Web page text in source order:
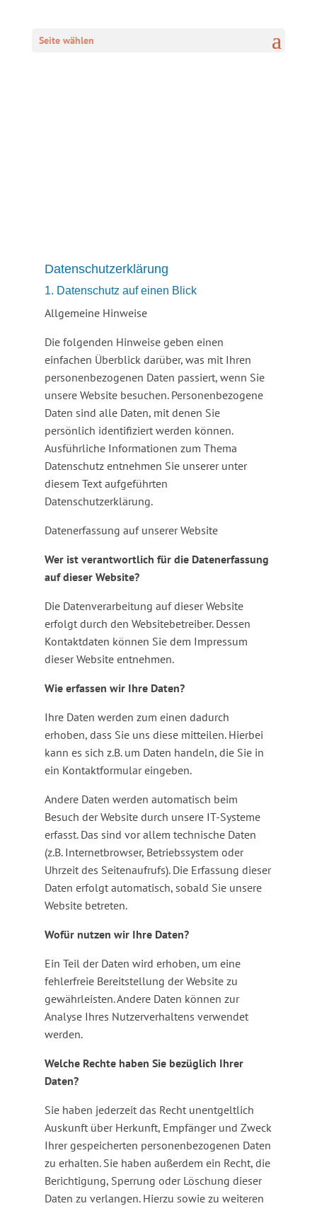
Seite wählen
Datenschutzerklärung
1. Datenschutz auf einen Blick
Allgemeine Hinweise
Die folgenden Hinweise geben einen
einfachen Überblick darüber, was mit Ihren
personenbezogenen Daten passiert, wenn Sie
unsere Website besuchen. Personenbezogene
Daten sind alle Daten, mit denen Sie
persönlich identifiziert werden können.
Ausführliche Informationen zum Thema
Datenschutz entnehmen Sie unserer unter
diesem Text aufgeführten
Datenschutzerklärung.
Datenerfassung auf unserer Website
Wer ist verantwortlich für die Datenerfassung
auf dieser Website?
Die Datenverarbeitung auf dieser Website
erfolgt durch den Websitebetreiber. Dessen
Kontaktdaten können Sie dem Impressum
dieser Website entnehmen.
Wie erfassen wir Ihre Daten?
Ihre Daten werden zum einen dadurch
erhoben, dass Sie uns diese mitteilen. Hierbei
kann es sich z.B. um Daten handeln, die Sie in
ein Kontaktformular eingeben.
Andere Daten werden automatisch beim
Besuch der Website durch unsere IT-Systeme
erfasst. Das sind vor allem technische Daten
(z.B. Internetbrowser, Betriebssystem oder
Uhrzeit des Seitenaufrufs). Die Erfassung dieser
Daten erfolgt automatisch, sobald Sie unsere
Website betreten.
Wofür nutzen wir Ihre Daten?
Ein Teil der Daten wird erhoben, um eine
fehlerfreie Bereitstellung der Website zu
gewährleisten. Andere Daten können zur
Analyse Ihres Nutzerverhaltens verwendet
werden.
Welche Rechte haben Sie bezüglich Ihrer
Daten?
Sie haben jederzeit das Recht unentgeltlich
Auskunft über Herkunft, Empfänger und Zweck
Ihrer gespeicherten personenbezogenen Daten
zu erhalten. Sie haben außerdem ein Recht, die
Berichtigung, Sperrung oder Löschung dieser
Daten zu verlangen. Hierzu sowie zu weiteren